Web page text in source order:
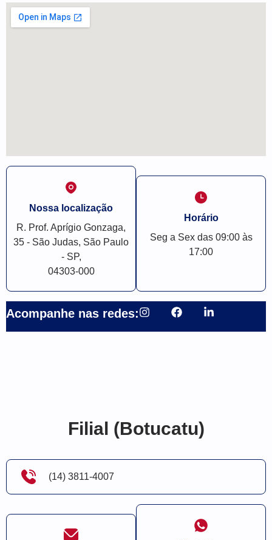
Nossa localização
R. Prof. Aprígio Gonzaga,
35 - São Judas, São Paulo
- SP,
04303-000
Horário
Seg a Sex das 09:00 às
17:00
Acompanhe nas redes:
Filial (Botucatu)
(14) 3811-4007